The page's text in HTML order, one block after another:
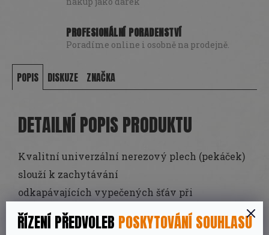
ŘÍZENÍ PŘEDVOLEB POSKYTOVÁNÍ SOUHLASU
PROFESIONÁLNÍ PORADENSTVÍ
Poradíme online i osobně na prodejně.
POPIS DISKUZE ZNAČKA
DETAILNÍ POPIS PRODUKTU
Kvalitní univerzální nerezový plech (pekáček)
slouží k zachytávání
odkapávajících vypečených šťáv při
rožnění masa. Ale lze jej také použít jako
klasický pekáč při přípravě masa či zeleniny